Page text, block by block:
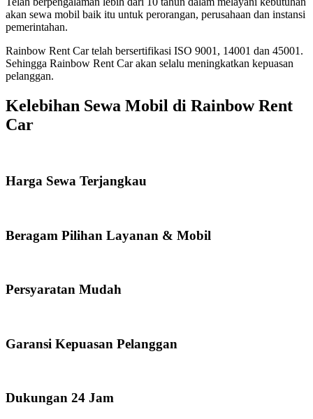
akan sewa mobil baik itu untuk perorangan, perusahaan dan instansi
pemerintahan.
Rainbow Rent Car telah bersertifikasi ISO 9001, 14001 dan 45001.
Sehingga Rainbow Rent Car akan selalu meningkatkan kepuasan
pelanggan.
Kelebihan Sewa Mobil di Rainbow Rent
Car
Harga Sewa Terjangkau
Beragam Pilihan Layanan & Mobil
Persyaratan Mudah
Garansi Kepuasan Pelanggan
Dukungan 24 Jam